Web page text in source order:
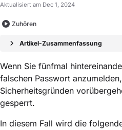
Aktualisiert am Dec 1, 2024
Zuhören
Artikel-Zusammenfassung
Wenn Sie fünfmal
falschen Passwort
Sicherheitsgründen
gesperrt.
In diesem Fall wird die